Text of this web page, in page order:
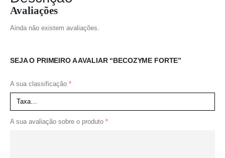
Avaliações
Ainda não existem avaliações.
SEJA O PRIMEIRO A AVALIAR “BECOZYME FORTE”
A sua classificação *
A sua avaliação sobre o produto *